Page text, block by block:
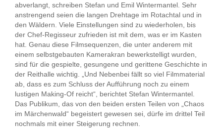
abverlangt, schreiben Stefan und Emil Wintermantel. Sehr
anstrengend seien die langen Drehtage im Rotachtal und in
den Wäldern. Viele Einstellungen sind zu wiederholen, bis
der Chef-Regisseur zufrieden ist mit dem, was er im Kasten
hat. Genau diese Filmsequenzen, die unter anderem mit
einem selbstgebauten Kamerakran bewerkstelligt wurden,
sind für die gespielte, gesungene und gerittene Geschichte in
der Reithalle wichtig. „Und Nebenbei fällt so viel Filmmaterial
ab, dass es zum Schluss der Aufführung noch zu einem
lustigen Making-Of reicht“, berichtet Stefan Wintermantel.
Das Publikum, das von den beiden ersten Teilen von „Chaos
im Märchenwald“ begeistert gewesen sei, dürfe im drittel Teil
nochmals mit einer Steigerung rechnen.